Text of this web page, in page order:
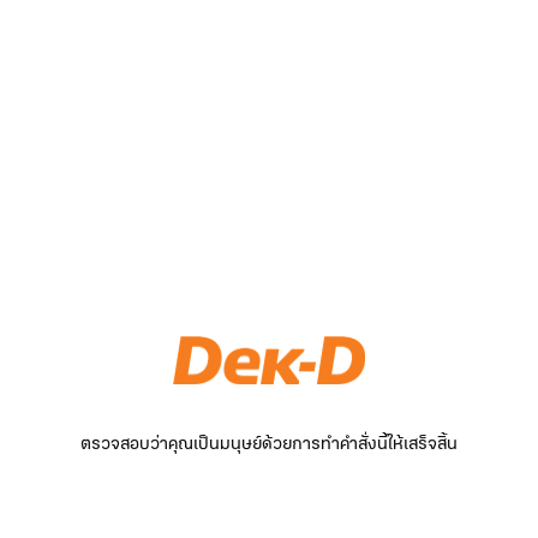
ตรวจสอบว่าคุณเป็นมนุษย์ด้วยการทำคำสั่งนี้ให้เสร็จสิ้น